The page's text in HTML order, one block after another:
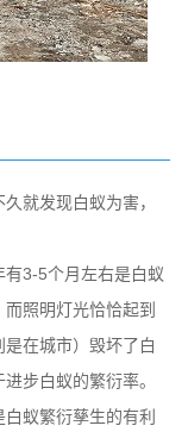
就发现白蚁为害，
3-5个月左右是白蚁
照明灯光恰恰起到
在城市）毁坏了白
步白蚁的繁衍率。
蚁繁衍孳生的有利